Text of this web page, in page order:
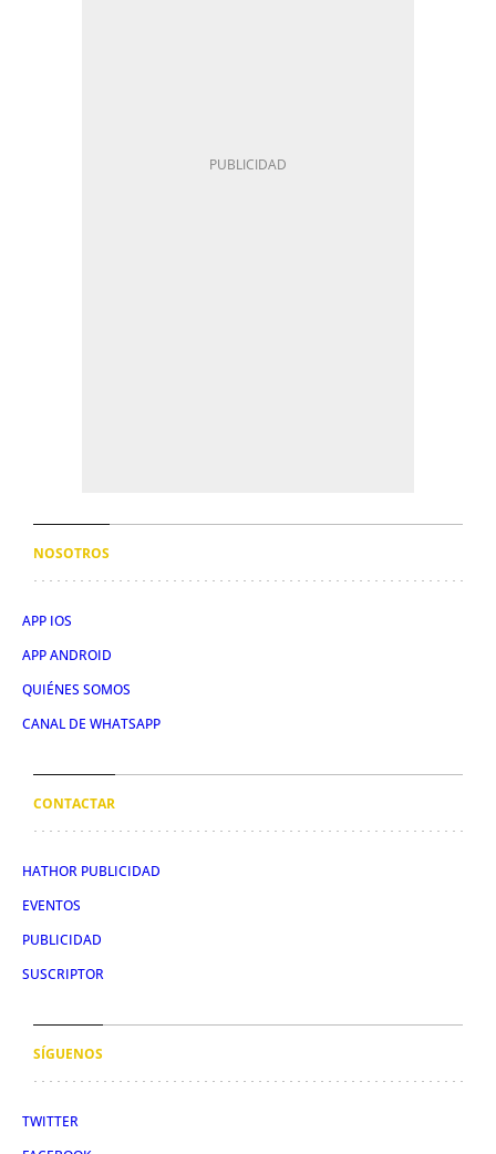
NOSOTROS
APP IOS
APP ANDROID
QUIÉNES SOMOS
CANAL DE WHATSAPP
CONTACTAR
HATHOR PUBLICIDAD
EVENTOS
PUBLICIDAD
SUSCRIPTOR
SÍGUENOS
TWITTER